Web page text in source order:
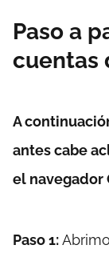
Paso a
cuentas
A
antes cabe
el navegador
Paso 1: